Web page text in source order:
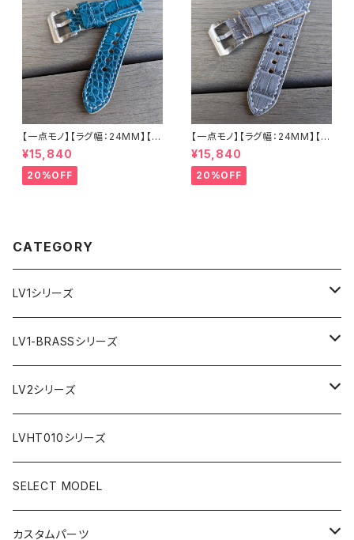
【一点モノ】【ラグ幅：24MM】【手
縫い】【ストレート型】【2P-ALE
M24S-1】アリゲーター 腹ワニ
エメラルド 国産なめしの本革 下
地 ヌメ革キャメル ハンドメイド
¥15,840
20%OFF
【一点モノ】【ラグ幅：24MM】【手
縫い】【ストレート型】【2P-ALG
Y24S-1】アリゲーター 腹ワニ
グレー 国産なめしの本革 下地
オイル仕立てのヌメ革 ハンドメ
¥15,840
20%OFF
CATEGORY
LV1シリーズ
AR文字盤
フラット型ベゼル
スロープ型ベゼル
C1文字盤
C3文字盤
C3S文字盤
X1文字盤
LV1-BRASSシリーズ
AR文字盤
C3S文字盤
2ND文字盤
LV2シリーズ
AR文字盤
C1文字盤
C3S文字盤
LVHT010シリーズ
SELECT MODEL
カスタムパーツ